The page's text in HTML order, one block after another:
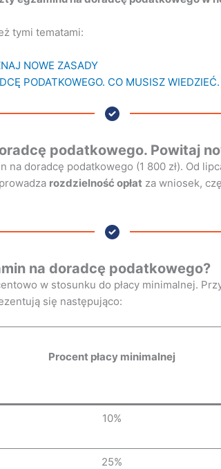
tymi tematami:
NOWE ZASADY
PODATKOWEGO. CO MUSISZ WIEDZIEĆ.
podatkowego. Powitaj
na doradcę podatkowego (1 800 zł). Od
rozdzielność opłat za wniosek,
na doradcę podatkowego?
w stosunku do płacy minimalnej.
się następująco:
Procent płacy minimalnej
10%
25%